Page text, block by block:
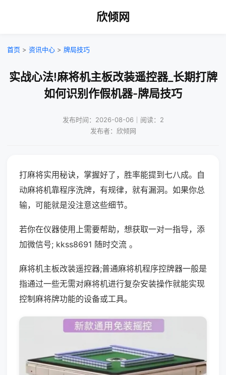
欣倾网
首页 > 资讯中心 > 牌局技巧
实战心法!麻将机主板改装遥控器_长期打牌
如何识别作假机器-牌局技巧
发布时间：2026-08-06｜阅读：2
发布者：欣倾网
打麻将实用秘诀，掌握好了，胜率能提到七八成。自
动麻将机靠程序洗牌，有规律，就有漏洞。如果你总
输，可能就是没注意这些细节。
若你在仪器使用上需要帮助，想获取一对一指导，添
加微信号; kkss8691 随时交流 。
麻将机主板改装遥控器;普通麻将机程序控牌器一般是
指通过一些无需对麻将机进行复杂安装操作就能实现
控制麻将牌功能的设备或工具。